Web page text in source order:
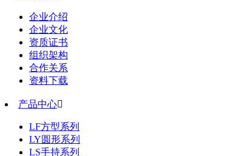
企业介绍
企业文化
资质证书
组织架构
合作关系
资料下载
产品中心
LF方型系列
LY圆形系列
LS手持系列